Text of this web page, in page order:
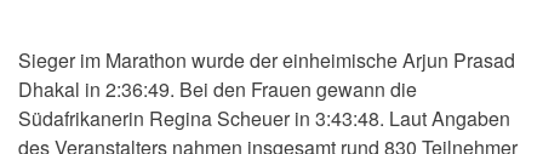
Sieger im Marathon wurde der einheimische Arjun Prasad
Dhakal in 2:36:49. Bei den Frauen gewann die
Südafrikanerin Regina Scheuer in 3:43:48. Laut Angaben
des Veranstalters nahmen insgesamt rund 830 Teilnehmer